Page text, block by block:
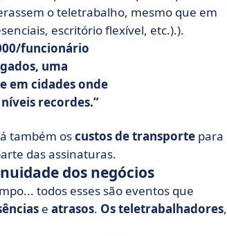
o teletrabalho, mesmo que em
escritório flexível, etc.).).
funcionário
uma
em cidades onde
recordes.
também oscustos de transporte para
das assinaturas.
dos negócios
todos esses são eventos que
e atrasos. Os teletrabalhadores,